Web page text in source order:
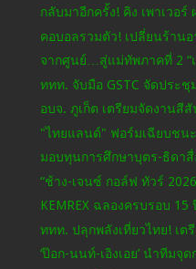
กลับมาอีกครั้ง! คิง เพาเวอ
คอบอลรวมตัว! เปลี่ยนร้าน
จากศูนย์…สู่แม่ทัพภาคที่ 2 “
ททท. จับมือ GSTC จัดประ
อบจ. ภูเก็ต เตรียมจัดงานสี
"ไทยแลนด์" ฟอร์มเฉียบชน
มอบทุนการศึกษาบุตร-ธิดา
“ช้าง-เจนซ์ กอล์ฟ ทัวร์
KEMREX ฉลองครบรอบ 15
ททท. ปลุกพลังเที่ยวไทย! เต
‘ป๊อก-นนท์-เอิงเอย’ นำทีมจุ